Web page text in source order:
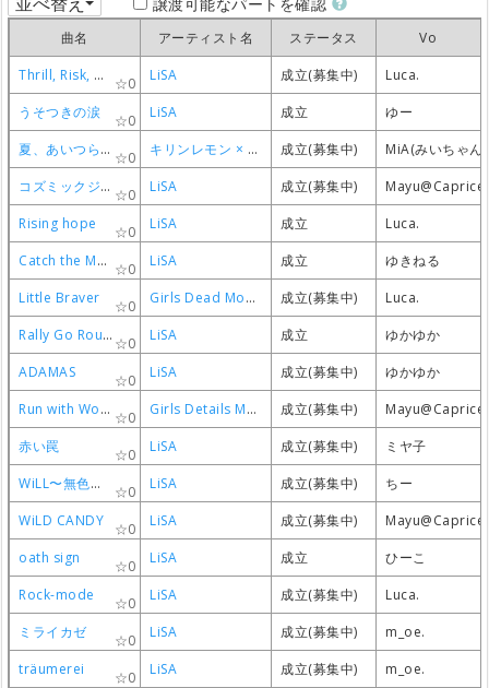
曲名 アーティスト名 ステータス
Vo
Thrill, Risk, Heartless
0 LiSA 成立(募集中)
Luca.
うそつきの涙
0 LiSA 成立
ゆー
夏、あいつら。
0 キリンレモン × LiSA 成立(募集中)
MiA(みいちゃん)
コズミックジェットコースター
0 LiSA 成立(募集中)
Mayu@Caprice
Rising hope
0 LiSA 成立
Luca.
Catch the Moment
0 LiSA 成立
ゆきねる
Little Braver
0 Girls Dead Monster 成立(募集中)
Luca.
Rally Go Round
0 LiSA 成立
ゆかゆか
ADAMAS
0 LiSA 成立(募集中)
ゆかゆか
Run with Wolves
0 Girls Details Monster 成立(募集中)
Mayu@Caprice
赤い罠
0 LiSA 成立(募集中)
ミヤ子
WiLL〜無色透明〜
0 LiSA 成立(募集中)
ちー
WiLD CANDY
0 LiSA 成立(募集中)
Mayu@Caprice
oath sign
0 LiSA 成立
ひーこ
Rock-mode
0 LiSA 成立(募集中)
Luca.
ミライカゼ
0 LiSA 成立(募集中)
m_oe.
träumerei
0 LiSA 成立(募集中)
m_oe.
曲名 アーティスト名 ステータス
Vo
Thrill, Risk, Heartless
0 LiSA 成立(募集中)
Luca.
うそつきの涙
0 LiSA 成立
ゆー
夏、あいつら。
0 キリンレモン × LiSA 成立(募集中)
MiA(みいちゃん)
コズミックジェットコースター
0 LiSA 成立(募集中)
Mayu@Caprice
Rising hope
0 LiSA 成立
Luca.
Catch the Moment
0 LiSA 成立
ゆきねる
Little Braver
0 Girls Dead Monster 成立(募集中)
Luca.
Rally Go Round
0 LiSA 成立
ゆかゆか
ADAMAS
0 LiSA 成立(募集中)
ゆかゆか
Run with Wolves
0 Girls Details Monster 成立(募集中)
Mayu@Caprice
赤い罠
0 LiSA 成立(募集中)
ミヤ子
WiLL〜無色透明〜
0 LiSA 成立(募集中)
ちー
WiLD CANDY
0 LiSA 成立(募集中)
Mayu@Caprice
oath sign
0 LiSA 成立
ひーこ
Rock-mode
0 LiSA 成立(募集中)
Luca.
ミライカゼ
0 LiSA 成立(募集中)
m_oe.
träumerei
0 LiSA 成立(募集中)
m_oe.
曲名 アーティスト名 ステータス
Vo
Thrill, Risk, Heartless
0 LiSA 成立(募集中)
Luca.
うそつきの涙
0 LiSA 成立
ゆー
夏、あいつら。
0 キリンレモン × LiSA 成立(募集中)
MiA(みいちゃん)
コズミックジェットコースター
0 LiSA 成立(募集中)
Mayu@Caprice
Rising hope
0 LiSA 成立
Luca.
Catch the Moment
0 LiSA 成立
ゆきねる
Little Braver
0 Girls Dead Monster 成立(募集中)
Luca.
Rally Go Round
0 LiSA 成立
ゆかゆか
ADAMAS
0 LiSA 成立(募集中)
ゆかゆか
Run with Wolves
0 Girls Details Monster 成立(募集中)
Mayu@Caprice
赤い罠
0 LiSA 成立(募集中)
ミヤ子
WiLL〜無色透明〜
0 LiSA 成立(募集中)
ちー
WiLD CANDY
0 LiSA 成立(募集中)
Mayu@Caprice
oath sign
0 LiSA 成立
ひーこ
Rock-mode
0 LiSA 成立(募集中)
Luca.
ミライカゼ
0 LiSA 成立(募集中)
m_oe.
träumerei
0 LiSA 成立(募集中)
m_oe.
曲名 アーティスト名 ステータス
Vo
Thrill, Risk, Heartless
0 LiSA 成立(募集中)
Luca.
うそつきの涙
0 LiSA 成立
ゆー
夏、あいつら。
0 キリンレモン × LiSA 成立(募集中)
MiA(みいちゃん)
コズミックジェットコースター
0 LiSA 成立(募集中)
Mayu@Caprice
Rising hope
0 LiSA 成立
Luca.
Catch the Moment
0 LiSA 成立
ゆきねる
Little Braver
0 Girls Dead Monster 成立(募集中)
Luca.
Rally Go Round
0 LiSA 成立
ゆかゆか
ADAMAS
0 LiSA 成立(募集中)
ゆかゆか
Run with Wolves
0 Girls Details Monster 成立(募集中)
Mayu@Caprice
赤い罠
0 LiSA 成立(募集中)
ミヤ子
WiLL〜無色透明〜
0 LiSA 成立(募集中)
ちー
WiLD CANDY
0 LiSA 成立(募集中)
Mayu@Caprice
oath sign
0 LiSA 成立
ひーこ
Rock-mode
0 LiSA 成立(募集中)
Luca.
ミライカゼ
0 LiSA 成立(募集中)
m_oe.
träumerei
0 LiSA 成立(募集中)
m_oe.